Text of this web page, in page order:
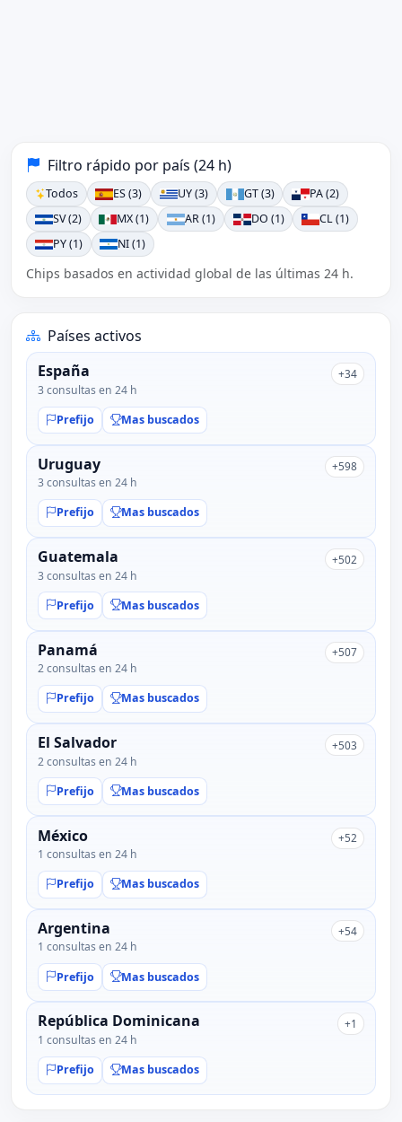
Filtro rápido por país (24 h)
Todos ES (3) UY (3) GT (3)
PA (2)
SV (2)
MX (1) AR (1) DO (1)
CL (1)
PY (1)
NI (1)
Chips basados en actividad global de las últimas 24 h.
Países activos
España
3 consultas en 24 h
+34
Prefijo Mas buscados
Uruguay
3 consultas en 24 h
+598
Prefijo Mas buscados
Guatemala
3 consultas en 24 h
+502
Prefijo Mas buscados
Panamá
2 consultas en 24 h
+507
Prefijo Mas buscados
El Salvador
2 consultas en 24 h
+503
Prefijo Mas buscados
México
1 consultas en 24 h
+52
Prefijo Mas buscados
Argentina
1 consultas en 24 h
+54
Prefijo Mas buscados
República Dominicana
1 consultas en 24 h
+1
Prefijo Mas buscados